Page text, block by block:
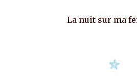
La nuit sur ma